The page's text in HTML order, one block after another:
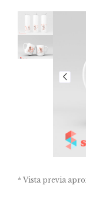
* Vista previa